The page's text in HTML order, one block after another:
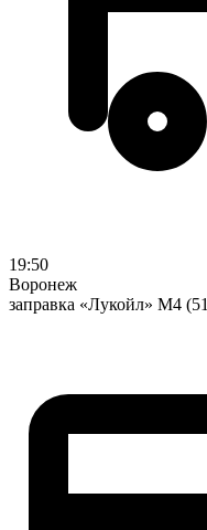
19:50
Воронеж
заправка «Лукойл» М4